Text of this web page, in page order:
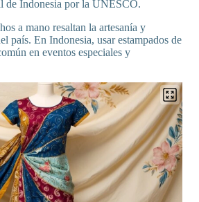
de Indonesia por la UNESCO.
a mano resaltan la artesanía y
país. En Indonesia, usar estampados de
en eventos especiales y